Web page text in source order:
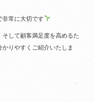
非常に大切です
して顧客満足度を高めるた
りやすくご紹介いたしま